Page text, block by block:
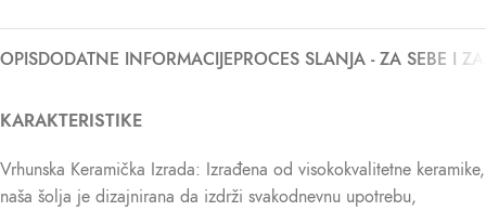
OPISDODATNE INFORMACIJEPROCES SLANJA - ZA SEBE I
KARAKTERISTIKE
Vrhunska Keramička Izrada: Izrađena od visokokvalitetne keramike,
naša šolja je dizajnirana da izdrži svakodnevnu upotrebu,